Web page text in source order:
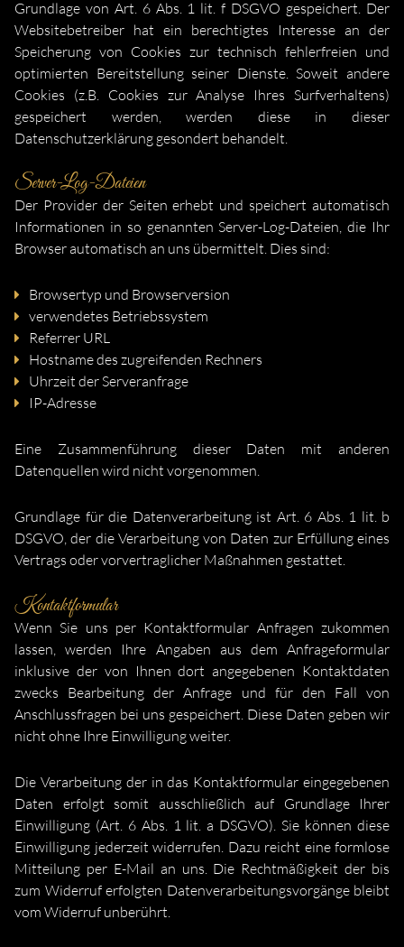
Grundlage von Art. 6 Abs. 1 lit. f DSGVO gespeichert. Der
Websitebetreiber hat ein berechtigtes Interesse an der
Speicherung von Cookies zur technisch fehlerfreien und
optimierten Bereitstellung seiner Dienste. Soweit andere
Cookies (z.B. Cookies zur Analyse Ihres Surfverhaltens)
gespeichert werden, werden diese in dieser
Datenschutzerklärung gesondert behandelt.
Server-Log-Dateien
Der Provider der Seiten erhebt und speichert automatisch
Informationen in so genannten Server-Log-Dateien, die Ihr
Browser automatisch an uns übermittelt. Dies sind:
Browsertyp und Browserversion
verwendetes Betriebssystem
Referrer URL
Hostname des zugreifenden Rechners
Uhrzeit der Serveranfrage
IP-Adresse
Eine Zusammenführung dieser Daten mit anderen
Datenquellen wird nicht vorgenommen.
Grundlage für die Datenverarbeitung ist Art. 6 Abs. 1 lit. b
DSGVO, der die Verarbeitung von Daten zur Erfüllung eines
Vertrags oder vorvertraglicher Maßnahmen gestattet.
Kontaktformular
Wenn Sie uns per Kontaktformular Anfragen zukommen
lassen, werden Ihre Angaben aus dem Anfrageformular
inklusive der von Ihnen dort angegebenen Kontaktdaten
zwecks Bearbeitung der Anfrage und für den Fall von
Anschlussfragen bei uns gespeichert. Diese Daten geben wir
nicht ohne Ihre Einwilligung weiter.
Die Verarbeitung der in das Kontaktformular eingegebenen
Daten erfolgt somit ausschließlich auf Grundlage Ihrer
Einwilligung (Art. 6 Abs. 1 lit. a DSGVO). Sie können diese
Einwilligung jederzeit widerrufen. Dazu reicht eine formlose
Mitteilung per E-Mail an uns. Die Rechtmäßigkeit der bis
zum Widerruf erfolgten Datenverarbeitungsvorgänge bleibt
vom Widerruf unberührt.